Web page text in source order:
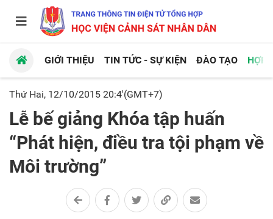
GIỚI THIỆU TIN TỨC - SỰ KIỆN ĐÀO TẠO HỢP
Thứ Hai, 12/10/2015 20:4'(GMT+7)
Lễ bế giảng Khóa tập huấn
“Phát hiện, điều tra tội phạm về
Môi trường”